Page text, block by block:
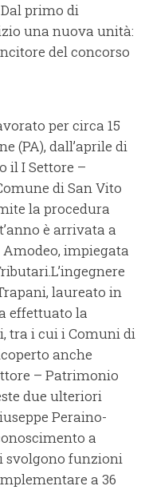
primo di
una nuova unità:
del concorso
per circa 15
(PA), dall’aprile di
il I Settore –
di San Vito
la procedura
è arrivata a
Amodeo, impiegata
laureato in
effettuato la
tra i cui i Comuni di
anche
– Patrimonio
due ulteriori
Peraino-
a
svolgono funzioni
a 36